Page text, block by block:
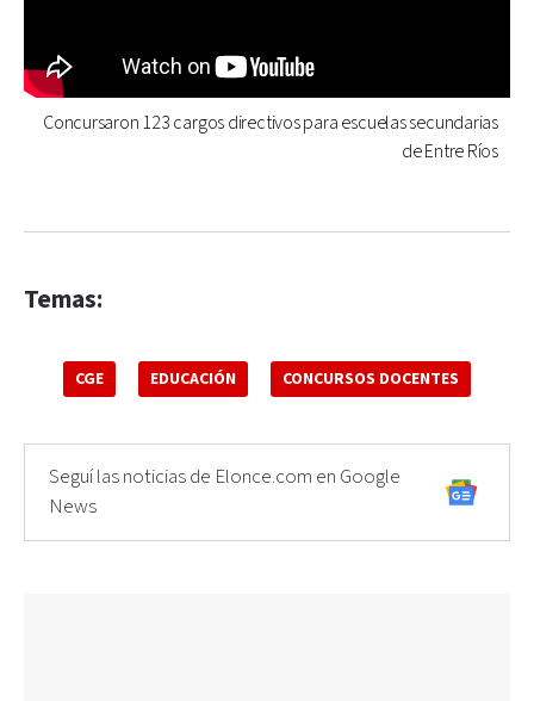
Concursaron 123 cargos directivos para escuelas secundarias
de Entre Ríos
Temas:
CGE EDUCACIÓN CONCURSOS DOCENTES
Seguí las noticias de Elonce.com en Google
News